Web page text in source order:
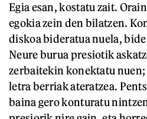
Egia esan, kostatu zait.
egokia zein den bilatzen.
diskoa bideratua nuela,
Neure burua presiotik
zerbaitekin konektatu
letra berriak ateratzea.
baina gero konturatu